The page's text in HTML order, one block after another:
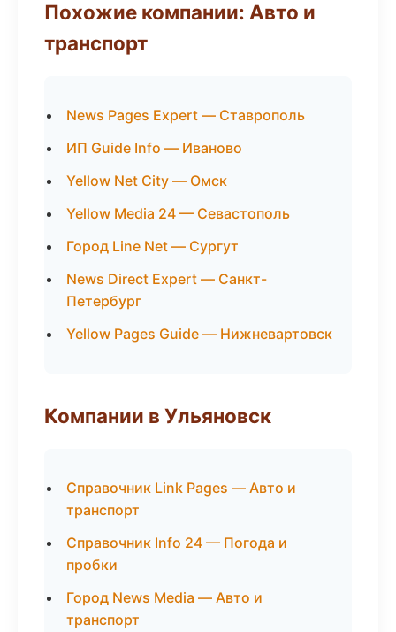
Похожие компании: Авто и
транспорт
News Pages Expert — Ставрополь
ИП Guide Info — Иваново
Yellow Net City — Омск
Yellow Media 24 — Севастополь
Город Line Net — Сургут
News Direct Expert — Санкт-
Петербург
Yellow Pages Guide — Нижневартовск
Компании в Ульяновск
Справочник Link Pages — Авто и
транспорт
Справочник Info 24 — Погода и
пробки
Город News Media — Авто и
транспорт